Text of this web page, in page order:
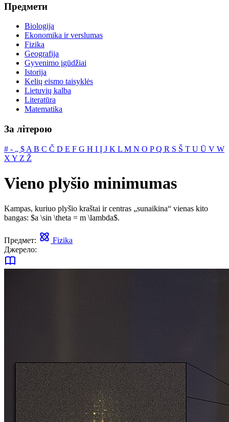
Предмети
Biologija
Ekonomika ir verslumas
Fizika
Geografija
Gyvenimo įgūdžiai
Istorija
Kelių eismo taisyklės
Lietuvių kalba
Literatūra
Matematika
За літерою
# ‐ „ $ A B C Č D E F G H I Į J K L M N O PQ R S Š T U Ū V W
X Y Z Ž
Vieno plyšio minimumas
Kampas, kuriuo plyšio kraštai ir centras „sunaikina“ vienas kito
bangas: $a \sin \theta = m \lambda$.
Предмет:
Fizika
Джерело: